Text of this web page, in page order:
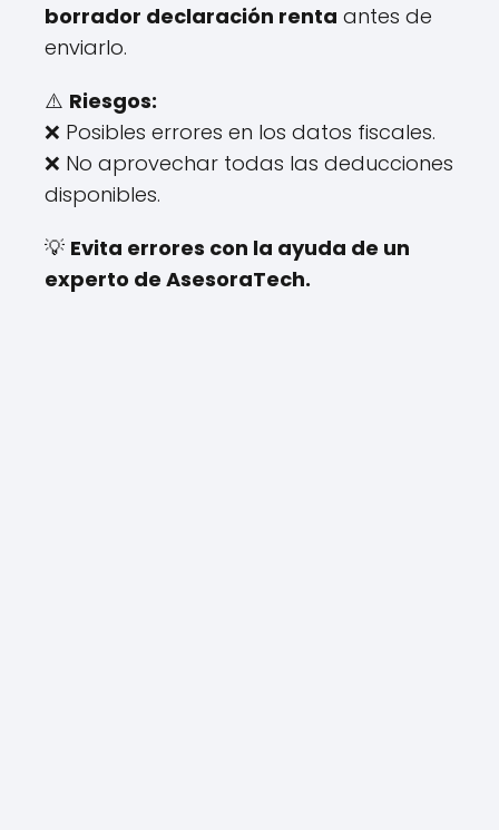
borrador declaración renta antes de
enviarlo.
⚠️ Riesgos:
❌ Posibles errores en los datos fiscales.
❌ No aprovechar todas las deducciones
disponibles.
💡 Evita errores con la ayuda de un
experto de AsesoraTech.